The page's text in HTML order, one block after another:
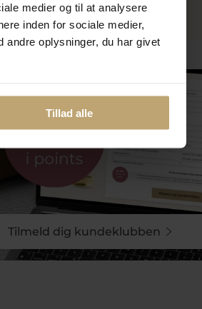
medier og til at analysere
inden for sociale medier,
andre oplysninger, du har givet
Tillad alle
Tilmeld dig kundeklubben